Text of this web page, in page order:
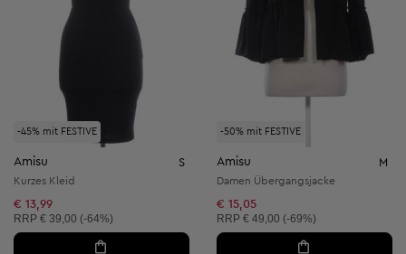
-45% mit FESTIVE
Amisu S
Kurzes Kleid
€ 13,99
Unverbindliche Preisempfehlung:
RRP € 39,00 (-64%)
-50% mit FESTIVE
Amisu M
Damen Übergangsjacke
€ 15,05
Unverbindliche Preisempfehlung:
RRP € 49,00 (-69%)